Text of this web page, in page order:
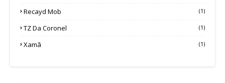
Recayd Mob (1)
TZ Da Coronel (1)
Xamã (1)